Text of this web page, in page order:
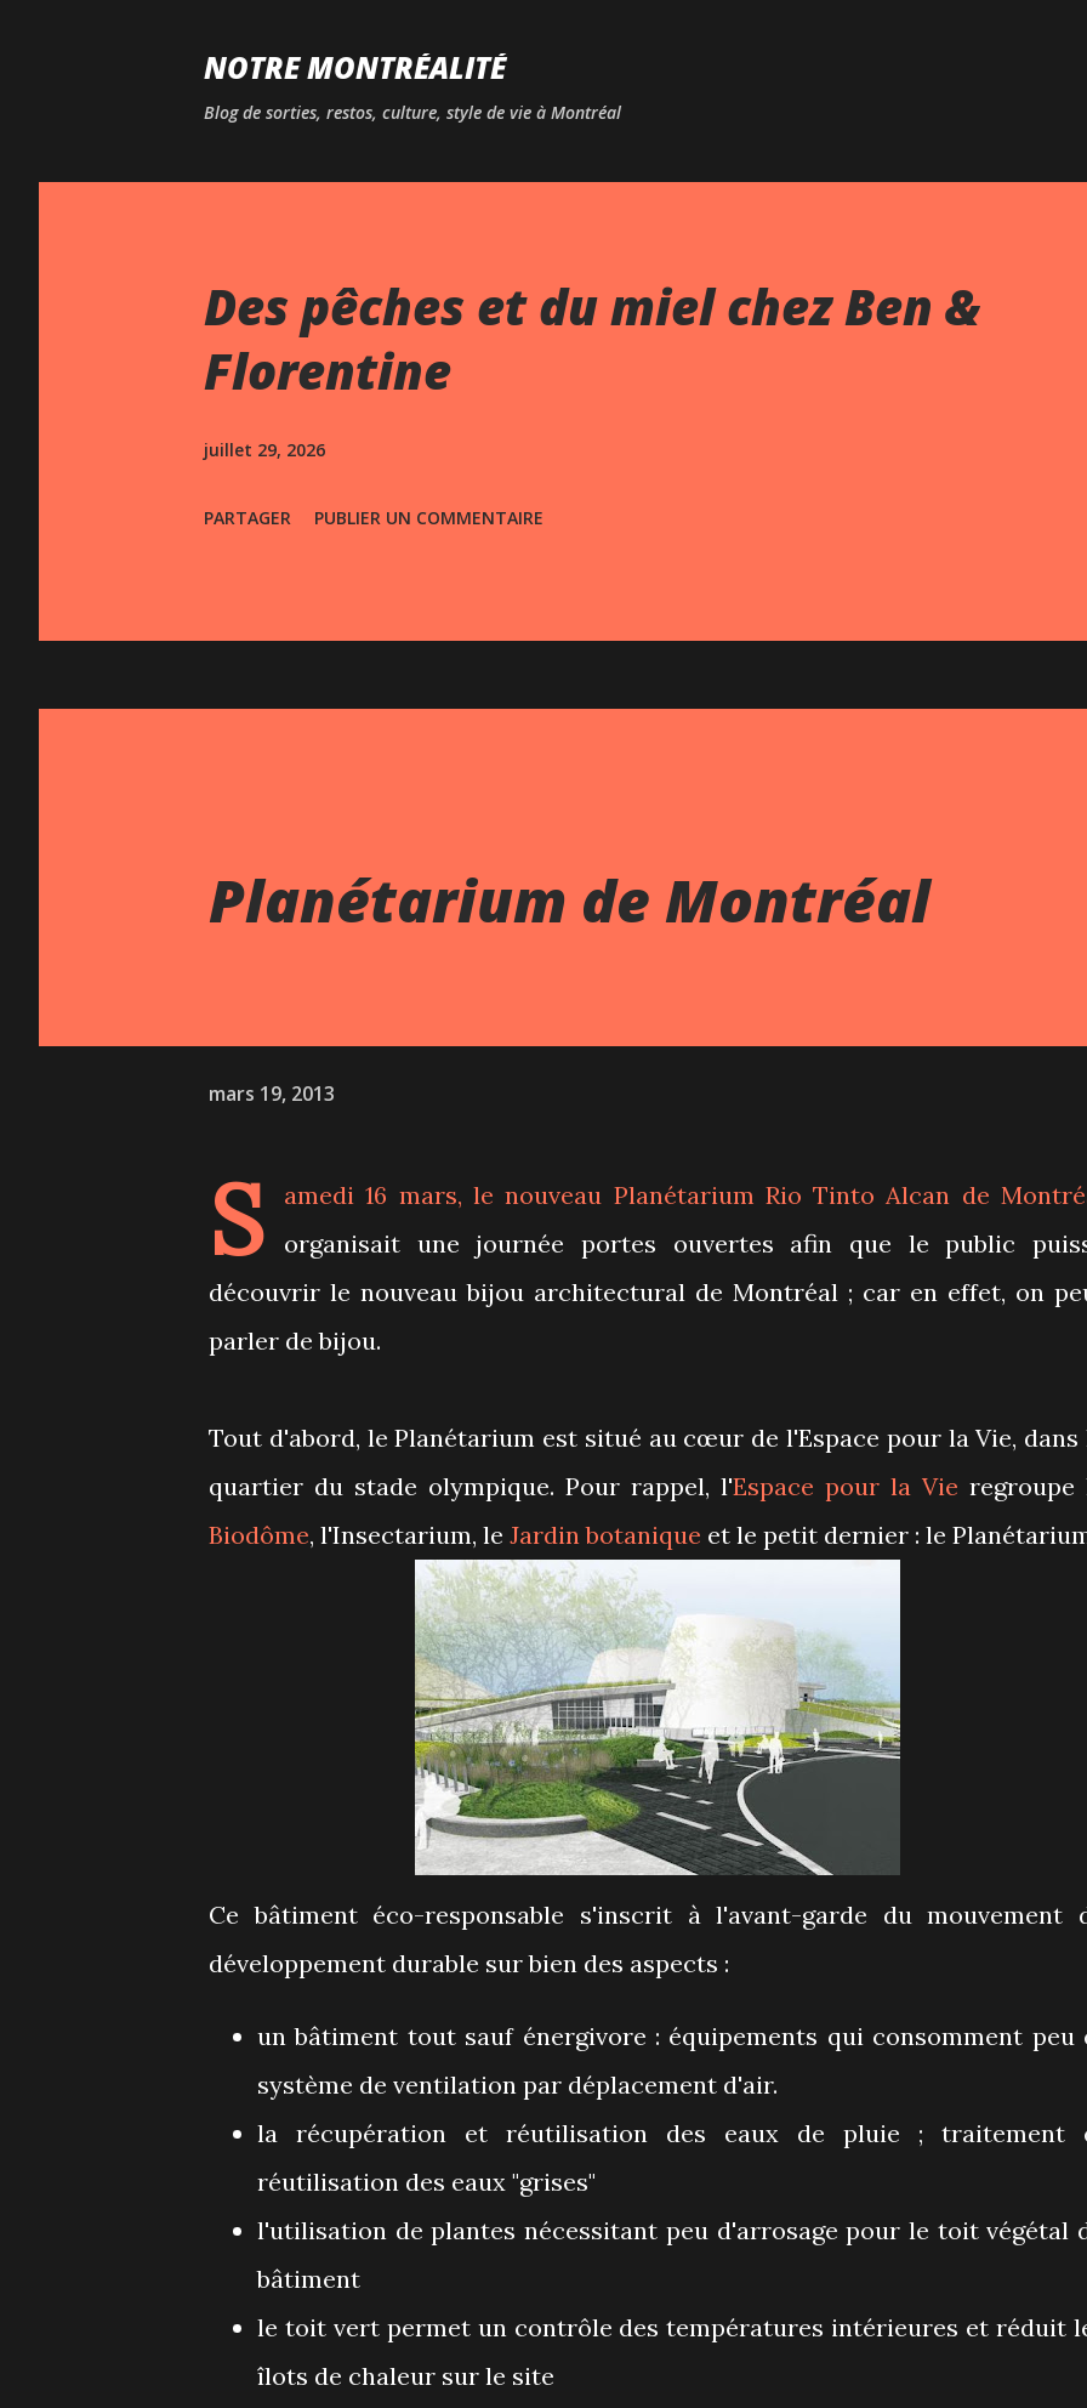
NOTRE MONTRÉALITÉ
Blog de sorties, restos, culture, style de vie à Montréal
Des pêches et du miel chez Ben &
Florentine
juillet 29, 2026
PARTAGER PUBLIER UN COMMENTAIRE
Planétarium de Montréal
mars 19, 2013
S
amedi 16 mars, le nouveau Planétarium Rio Tinto Alcan de
organisait une journée portes ouvertes afin que le public
découvrir le nouveau bijou architectural de Montréal ; car en effet, on
parler de bijou.
Tout d'abord, le Planétarium est situé au cœur de l'Espace pour la Vie, dans
quartier du stade olympique. Pour rappel, l'Espace pour la Vie regroupe
Biodôme, l'Insectarium, le Jardin botanique et le petit dernier : le
Ce bâtiment éco-responsable s'inscrit à l'avant-garde du mouvement
développement durable sur bien des aspects :
un bâtiment tout sauf énergivore : équipements qui consomment peu
système de ventilation par déplacement d'air.
la récupération et réutilisation des eaux de pluie ; traitement
réutilisation des eaux "grises"
l'utilisation de plantes nécessitant peu d'arrosage pour le toit végétal
bâtiment
le toit vert permet un contrôle des températures intérieures et réduit
îlots de chaleur sur le site